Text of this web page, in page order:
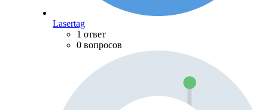
Lasertag
1 ответ
0 вопросов